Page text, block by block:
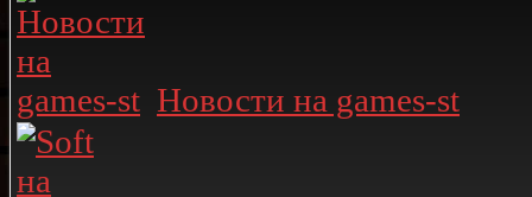
Новости на games-st